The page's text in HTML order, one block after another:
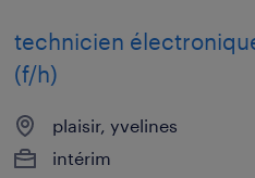
technicien
(f/h)
plaisir, yvelines
intérim